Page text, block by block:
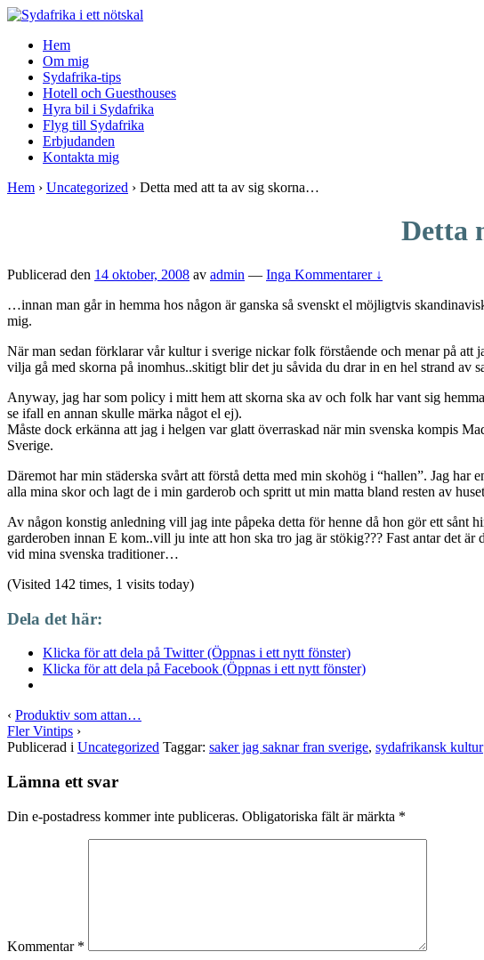
↓
Main
Content
Hem
Om mig
Sydafrika-tips
Hotell och Guesthouses
Hyra bil i Sydafrika
Flyg till Sydafrika
Erbjudanden
Kontakta mig
Hem › Uncategorized › Detta med att ta av sig skorna…
Detta
Publicerad den 14 oktober, 2008 av admin — Inga Kommentarer ↓
…innan man går in hemma hos någon är ganska så svenskt el möjligtvis
mig.
När man sedan förklarar vår kultur i sverige nickar folk förstående och menar på
vilja gå med skorna på inomhus..skitigt blir det ju såvida du drar in en hel strand av
Anyway, jag har som policy i mitt hem att skorna ska av och folk har vant sig
se ifall en annan skulle märka något el ej).
Måste dock erkänna att jag i helgen var glatt överraskad när min svenska kompis
Sverige.
Däremot har min städerska svårt att förstå detta med min skohög i “hallen”. Jag
alla mina skor och lagt de i min garderob och spritt ut min matta bland resten av
Av någon konstig anledning vill jag inte påpeka detta för henne då hon gör ett sånt
garderoben innan E kom..vill ju inte att hon ska tro jag är stökig??? Fast antar det
vid mina svenska traditioner…
(Visited 142 times, 1 visits today)
Dela det här:
Klicka för att dela på Twitter (Öppnas i ett nytt fönster)
Klicka för att dela på Facebook (Öppnas i ett nytt fönster)
‹ Produktiv som attan…
Fler Vintips ›
Publicerad i Uncategorized Taggar: saker jag saknar fran sverige, sydafrikansk kultur
Lämna ett svar
Din e-postadress kommer inte publiceras. Obligatoriska fält är märkta *
Kommentar *